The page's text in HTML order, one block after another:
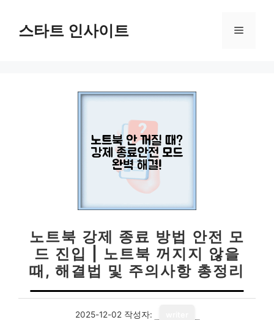
스타트 인사이트 메
노트북 강제 종료 방법 안전 모
드 진입 | 노트북 꺼지지 않을
때, 해결법 및 주의사항 총정리
2025-12-02 작성자: